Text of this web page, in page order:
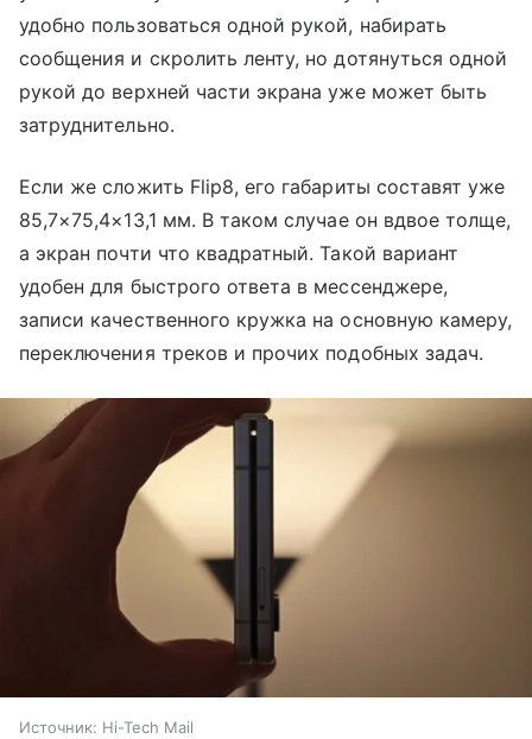
удобно пользоваться одной рукой, набирать
сообщения и скролить ленту, но дотянуться одной
рукой до верхней части экрана уже может быть
затруднительно.
Если же сложить Flip8, его габариты составят уже
85,7×75,4×13,1 мм. В таком случае он вдвое толще,
а экран почти что квадратный. Такой вариант
удобен для быстрого ответа в мессенджере,
записи качественного кружка на основную камеру,
переключения треков и прочих подобных задач.
Источник: Hi-Tech Mail